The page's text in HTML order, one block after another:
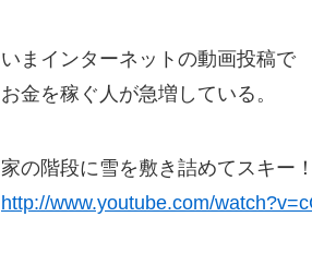
いまインターネットの動画投稿で
お金を稼ぐ人が急増している。
家の階段に雪を敷き詰めてスキー
http://www.youtube.com/